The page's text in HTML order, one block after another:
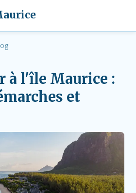
à l'île Maurice :
et